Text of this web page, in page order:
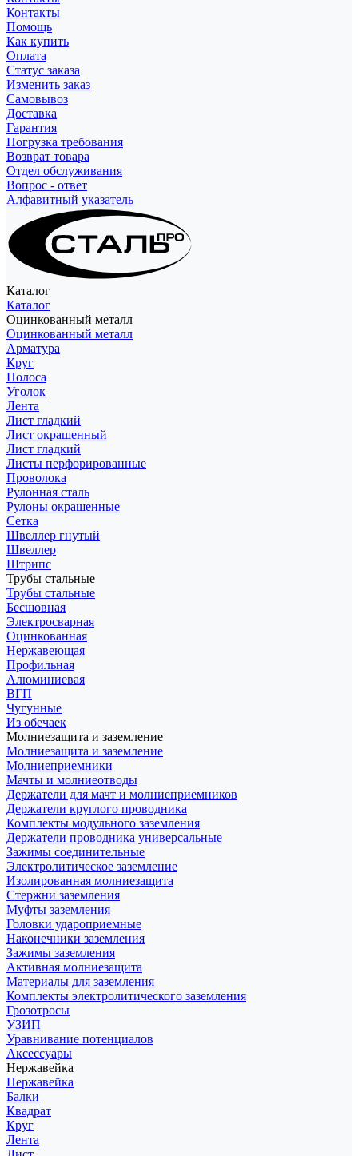
Контакты
Помощь
Как купить
Оплата
Статус заказа
Изменить заказ
Самовывоз
Доставка
Гарантия
Погрузка требования
Возврат товара
Отдел обслуживания
Вопрос - ответ
Алфавитный указатель
Каталог
Каталог
Оцинкованный металл
Оцинкованный металл
Арматура
Круг
Полоса
Уголок
Лента
Лист гладкий
Лист окрашенный
Лист гладкий
Листы перфорированные
Проволока
Рулонная сталь
Рулоны окрашенные
Сетка
Швеллер гнутый
Швеллер
Штрипс
Трубы стальные
Трубы стальные
Бесшовная
Электросварная
Оцинкованная
Нержавеющая
Профильная
Алюминиевая
ВГП
Чугунные
Из обечаек
Молниезащита и заземление
Молниезащита и заземление
Молниеприемники
Мачты и молниеотводы
Держатели для мачт и молниеприемников
Держатели круглого проводника
Комплекты модульного заземления
Держатели проводника универсальные
Зажимы соединительные
Электролитическое заземление
Изолированная молниезащита
Стержни заземления
Муфты заземления
Головки удароприемные
Наконечники заземления
Зажимы заземления
Активная молниезащита
Материалы для заземления
Комплекты электролитического заземления
Грозотросы
УЗИП
Уравнивание потенциалов
Аксессуары
Нержавейка
Нержавейка
Балки
Квадрат
Круг
Лента